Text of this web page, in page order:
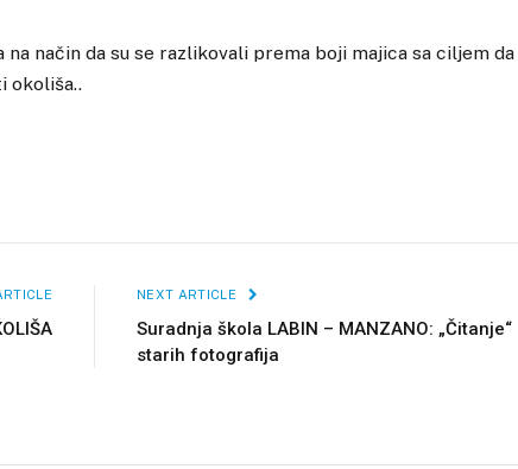
način da su se razlikovali prema boji majica sa ciljem da
okoliša..
NEXT ARTICLE
Suradnja škola LABIN – MANZANO: „Čitanje“
starih fotografija